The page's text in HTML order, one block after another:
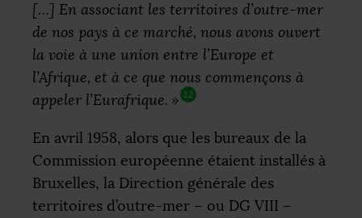
[…] En associant les territoires d’outre-mer
de nos pays à ce marché, nous avons ouvert
la voie à une union entre l’Europe et
l’Afrique, et à ce que nous commençons à
appeler l’Eurafrique. » 12
En avril 1958, alors que les bureaux de la
Commission européenne étaient installés à
Bruxelles, la Direction générale des
territoires d’outre-mer – ou DG VIII –